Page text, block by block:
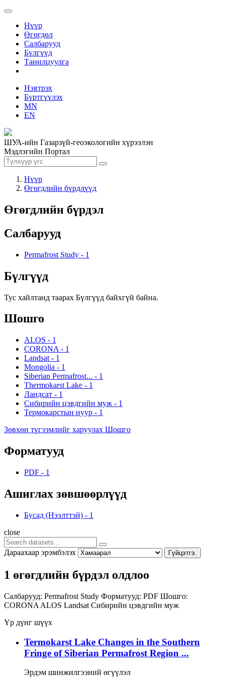
Нүүр
Өгөгдөл
Салбарууд
Бүлгүүд
Танилцуулга
Нэвтрэх
Бүртгүүлэх
MN
EN
ШУА-ийн Газарзүй-геоэкологийн хүрээлэн
Мэдлэгийн Портал
Нүүр
Өгөгдлийн бүрдлүүд
Өгөгдлийн бүрдэл
Салбарууд
Permafrost Study - 1
Бүлгүүд
Тус хайлтанд таарах Бүлгүүд байхгүй байна.
Шошго
ALOS - 1
CORONA - 1
Landsat - 1
Mongolia - 1
Siberian Permafrost... - 1
Thermokarst Lake - 1
Ландсат - 1
Сибирийн цэвдгийн муж - 1
Термокарстын нуур - 1
Зөвхөн түгээмлийг харуулах Шошго
Форматууд
PDF - 1
Ашиглах зөвшөөрлүүд
Бусад (Нээлттэй) - 1
close
Дараахаар эрэмбэлэх Гүйцэтгэ.
1 өгөгдлийн бүрдэл олдлоо
Салбарууд: Permafrost Study Форматууд: PDF Шошго:
CORONA ALOS Landsat Сибирийн цэвдгийн муж
Үр дүнг шүүх
Termokarst Lake Changes in the Southern
Fringe of Siberian Permafrost Region ...
Эрдэм шинжилгээний өгүүлэл